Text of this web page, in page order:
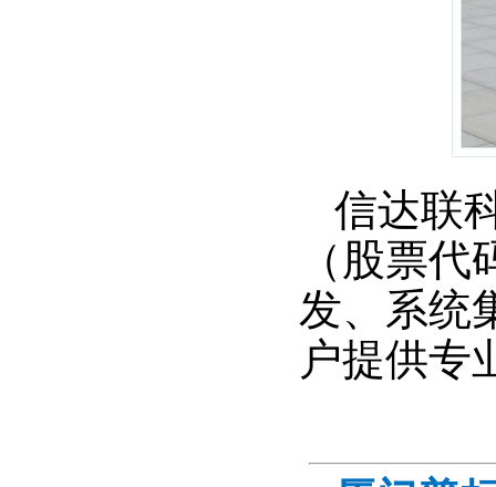
信达联
（股票
发、系统
户提供专